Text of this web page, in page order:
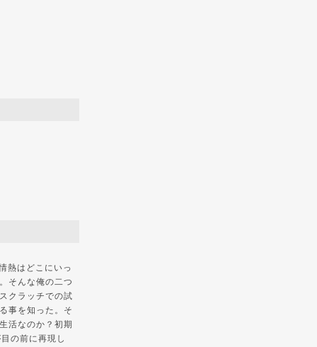
熱はどこにいっ
そんな俺の二つ
クラッチでの試
事を知った。そ
活なのか？初期
の前に再現し